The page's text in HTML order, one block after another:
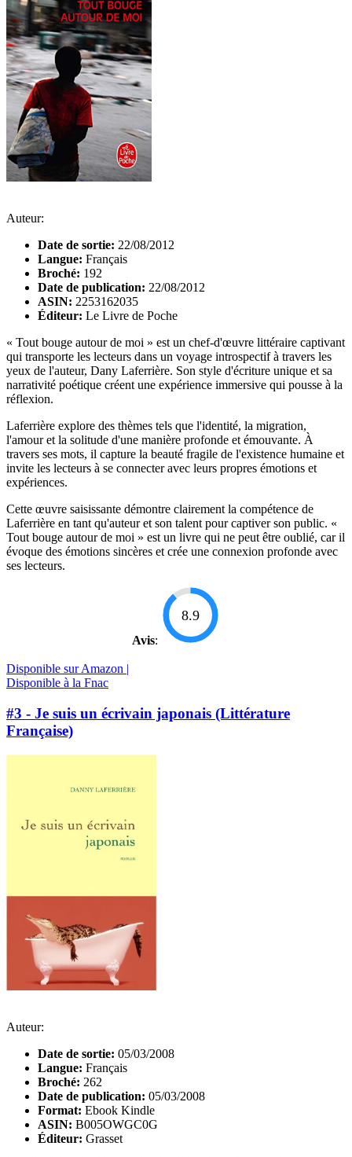
Auteur:
Date de sortie: 22/08/2012
Langue: Français
Broché: 192
Date de publication: 22/08/2012
ASIN: 2253162035
Éditeur: Le Livre de Poche
« Tout bouge autour de moi » est un chef-d'œuvre littéraire captivant
qui transporte les lecteurs dans un voyage introspectif à travers les
yeux de l'auteur, Dany Laferrière. Son style d'écriture unique et sa
narrativité poétique créent une expérience immersive qui pousse à la
réflexion.
Laferrière explore des thèmes tels que l'identité, la migration,
l'amour et la solitude d'une manière profonde et émouvante. À
travers ses mots, il capture la beauté fragile de l'existence humaine et
invite les lecteurs à se connecter avec leurs propres émotions et
expériences.
Cette œuvre saisissante démontre clairement la compétence de
Laferrière en tant qu'auteur et son talent pour captiver son public. «
Tout bouge autour de moi » est un livre qui ne peut être oublié, car il
évoque des émotions sincères et crée une connexion profonde avec
ses lecteurs.
Avis:
8.9
Disponible sur Amazon |
Disponible à la Fnac
#3 - Je suis un écrivain japonais (Littérature
Française)
Auteur:
Date de sortie: 05/03/2008
Langue: Français
Broché: 262
Date de publication: 05/03/2008
Format: Ebook Kindle
ASIN: B005OWGC0G
Éditeur: Grasset